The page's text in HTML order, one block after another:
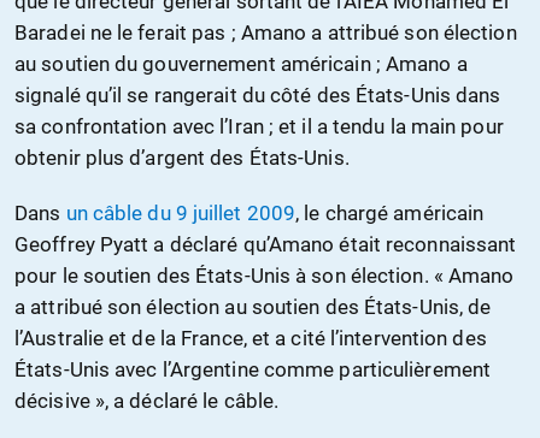
Baradei ne le ferait pas ; Amano a attribué son élection
au soutien du gouvernement américain ; Amano a
signalé qu’il se rangerait du côté des États-Unis dans
sa confrontation avec l’Iran ; et il a tendu la main pour
obtenir plus d’argent des États-Unis.
Dans un câble du 9 juillet 2009, le chargé américain
Geoffrey Pyatt a déclaré qu’Amano était reconnaissant
pour le soutien des États-Unis à son élection. « Amano
a attribué son élection au soutien des États-Unis, de
l’Australie et de la France, et a cité l’intervention des
États-Unis avec l’Argentine comme particulièrement
décisive », a déclaré le câble.